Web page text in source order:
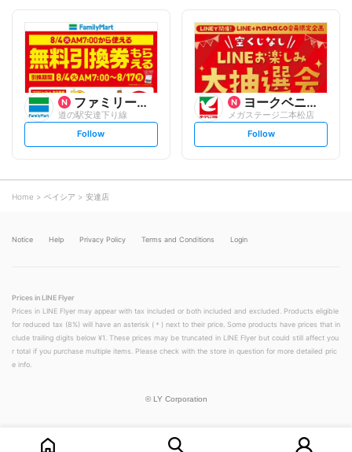
l
o
w
l
o
w
ファミリーマート
道の駅安達下り線
s
t
o
w
Follow
ヨークベニマル
メガステージ二本松店
s
t
Follow
Home ベイシア 安達店
Notice Help Privacy Policy Terms and Conditions Login
Prices in LINE Flyer
Prices in LINE Flyer may appear with tax included or both included and excluded. Products eligible
for reduced tax (8%) will have an asterisk (＊) next to their price. Some products have prices that in
clude trailing digits below ¥1. These prices may be truncated in LINE Flyer but could still affect you
r total if you purchase multiple items. Please check with the store in question for more detailed pric
e info.
© LY Corporation